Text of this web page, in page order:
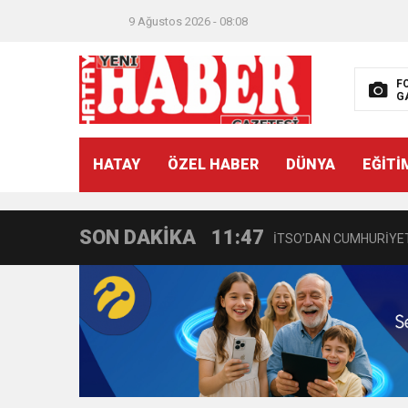
9 Ağustos 2026 - 08:08
HATAY ÖZEL HABER DÜNYA
SON DAKİKA
21:40
11:47 İTSO’DAN
18:55 İNCE’NİN CHP’DE
11:57 IŞIL Eczanesi Görkemli
21:40